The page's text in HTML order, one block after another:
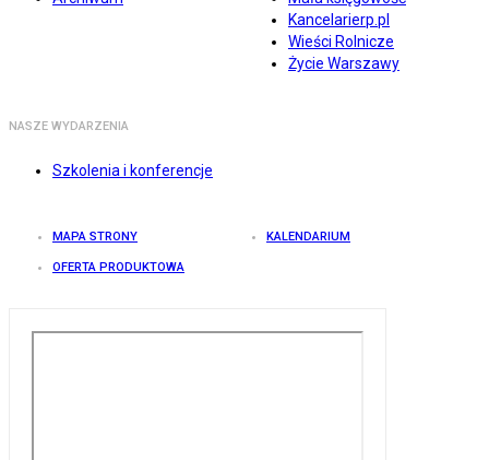
Kancelarierp.pl
Wieści Rolnicze
Życie Warszawy
NASZE WYDARZENIA
Szkolenia i konferencje
MAPA STRONY KALENDARIUM
OFERTA PRODUKTOWA